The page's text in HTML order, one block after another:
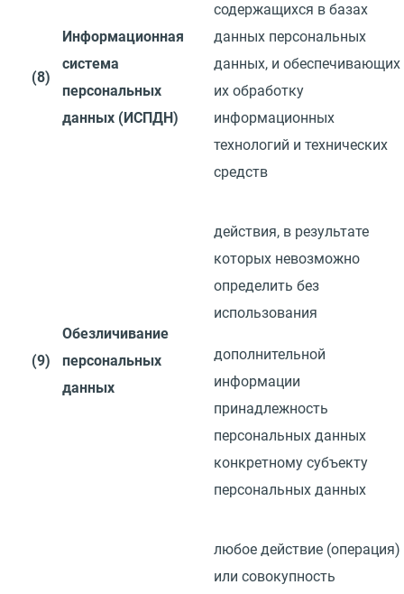
(8)
Информационная
система
персональных
данных (ИСПДН)
содержащихся в базах
данных персональных
данных, и обеспечивающих
их обработку
информационных
технологий и технических
средств
(9)
Обезличивание
персональных
данных
действия, в результате
которых невозможно
определить без
использования
дополнительной
информации
принадлежность
персональных данных
конкретному субъекту
персональных данных
любое действие (операция)
или совокупность